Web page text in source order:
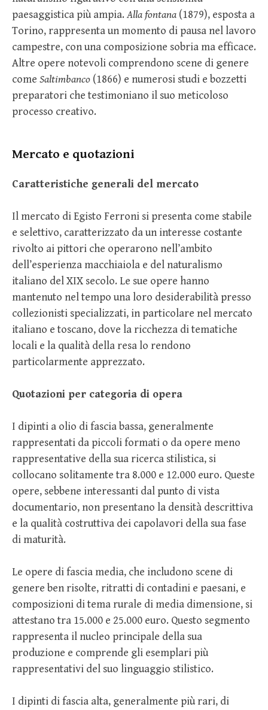
paesaggistica più ampia.Alla fontana (1879), esposta a
Torino, rappresenta un momento di pausa nel lavoro
campestre, con una composizione sobria ma efficace.
Altre opere notevoli comprendono scene di genere
come Saltimbanco (1866) e numerosi studi e bozzetti
preparatori che testimoniano il suo meticoloso
processo creativo.
Mercato e quotazioni
Caratteristiche generali del mercato
Il mercato di Egisto Ferroni si presenta come stabile
e selettivo, caratterizzato da un interesse costante
rivolto ai pittori che operarono nell’ambito
dell’esperienza macchiaiola e del naturalismo
italiano del XIX secolo. Le sue opere hanno
mantenuto nel tempo una loro desiderabilità presso
collezionisti specializzati, in particolare nel mercato
italiano e toscano, dove la ricchezza di tematiche
locali e la qualità della resa lo rendono
particolarmente apprezzato.
Quotazioni per categoria di opera
I dipinti a olio di fascia bassa, generalmente
rappresentati da piccoli formati o da opere meno
rappresentative della sua ricerca stilistica, si
collocano solitamente tra 8.000 e 12.000 euro. Queste
opere, sebbene interessanti dal punto di vista
documentario, non presentano la densità descrittiva
e la qualità costruttiva dei capolavori della sua fase
di maturità.
Le opere di fascia media, che includono scene di
genere ben risolte, ritratti di contadini e paesani, e
composizioni di tema rurale di media dimensione, si
attestano tra 15.000 e 25.000 euro. Questo segmento
rappresenta il nucleo principale della sua
produzione e comprende gli esemplari più
rappresentativi del suo linguaggio stilistico.
I dipinti di fascia alta, generalmente più rari, di